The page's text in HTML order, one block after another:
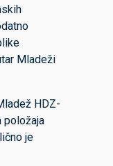
Mladeži
HDZ-
položaja
je